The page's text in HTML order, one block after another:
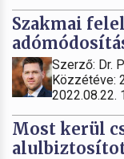
Szakmai
Szerző: Dr.
Közzétéve:
2022.08.22.
Most kerül